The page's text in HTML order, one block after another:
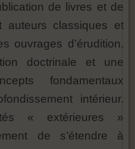
de livres et de
auteurs classiques et
ouvrages d’érudition,
doctrinale et une
fondamentaux
intérieur.
« extérieures »
de s’étendre à